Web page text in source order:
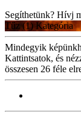
Segíthetünk? Hívj
Tűz (1) Kategória
Mindegyik
Kattintsatok, és
összesen 26 féle